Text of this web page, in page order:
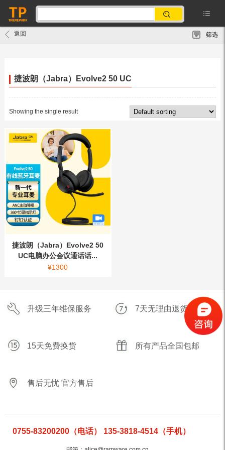
返回 筛选
捷波朗（Jabra）Evolve2 50 UC
Showing the single result
捷波朗（Jabra）Evolve2 50
UC电脑办公会议通话话...
¥1300
升级三年维保服务 7天无理由退货
15天免费换货 所有产品全国包邮
售后无忧 官方售后
0755-83200200（电话） 135-3818-4514（手机）